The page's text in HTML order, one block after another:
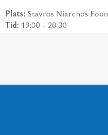
Plats: Stavros Niarchos
Tid: 19:00 - 20:30